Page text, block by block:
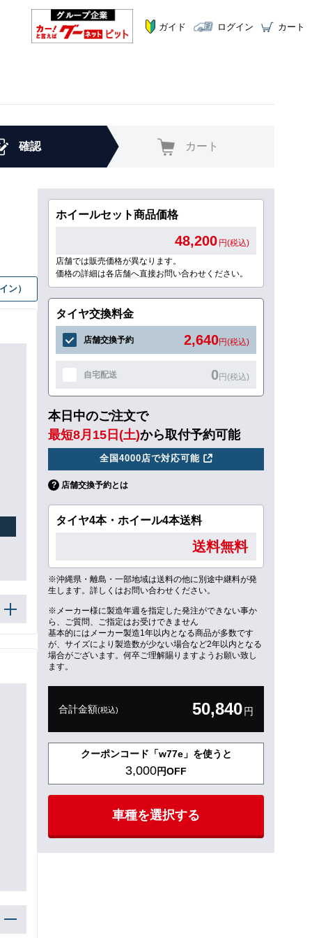
ガイド ログイン カート
確認 カート
ン）
ホイールセット商品価格
48,200 円(税込)
店舗では販売価格が異なります。
価格の詳細は各店舗へ直接お問い合わせください。
タイヤ交換料金
店舗交換予約 2,640円(税込)
自宅配送 0円(税込)
本日中のご注文で
最短8月15日(土)から取付予約可能
全国4000店で対応可能
店舗交換予約とは
タイヤ4本・ホイール4本送料
送料無料
※沖縄県・離島・一部地域は送料の他に別途中継料が発
生します。詳しくはお問い合わせください。
※メーカー様に製造年週を指定した発注ができない事か
ら、ご質問、ご指定はお受けできません
基本的にはメーカー製造1年以内となる商品が多数です
が、サイズにより製造数が少ない場合など2年以内となる
場合がございます。何卒ご理解賜りますようお願い致し
ます。
合計金額(税込) 50,840円
クーポンコード「w77e」を使うと
3,000円OFF
車種を選択する